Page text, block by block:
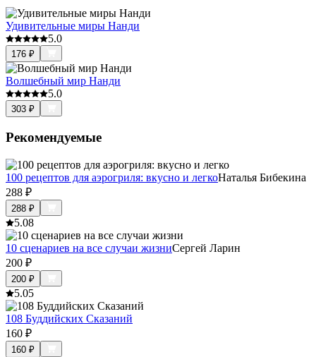
Удивительные миры Нанди
5.0
176 ₽
Волшебный мир Нанди
5.0
303 ₽
Рекомендуемые
100 рецептов для аэрогриля: вкусно и легкоНаталья Бибекина
288 ₽
288 ₽
5.08
10 сценариев на все случаи жизниСергей Ларин
200 ₽
200 ₽
5.05
108 Буддийских Сказаний
160 ₽
160 ₽